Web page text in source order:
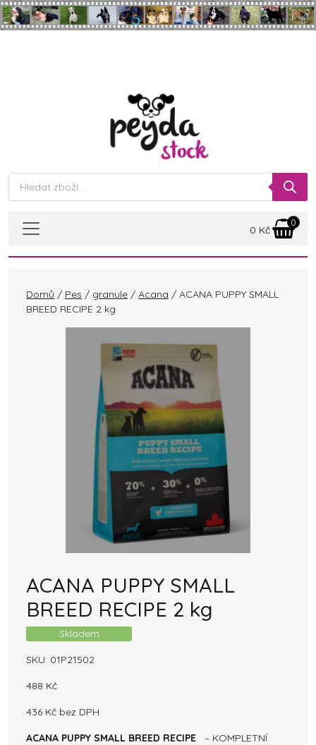
Skip to main content
Products
search
0 Kč
0
Domů / Pes / granule / Acana / ACANA PUPPY SMALL
BREED RECIPE 2 kg
ACANA PUPPY SMALL
BREED RECIPE 2 kg
Skladem
SKU: 01P21502
488 Kč
436 Kč bez DPH
ACANA PUPPY SMALL BREED RECIPE
– KOMPLETNÍ